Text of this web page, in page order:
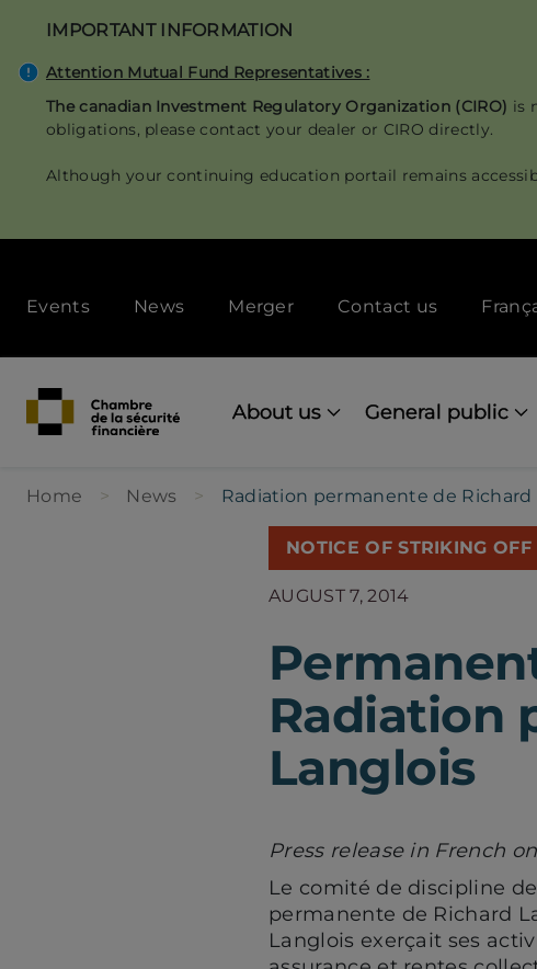
main
IMPORTANT INFORMATION
Attention Mutual Fund Representatives :
The canadian Investment Regulatory Organization (CIRO) is
obligations, please contact your dealer or CIRO directly.
Although your continuing education portail remains
menu
[Desktop]
Events News Merger Contact us
navigation
About us General public
Home News Radiation permanente de Richard
NOTICE OF STRIKING
AUGUST 7, 2014
Radiation
Langlois
Press release in French
Le comité de discipline
permanente de Richard
Langlois exerçait ses